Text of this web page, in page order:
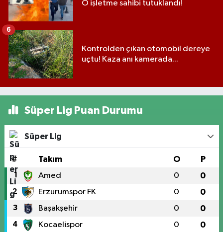
O işletme sahibi tutuklandı!
Kontrolden çıkan otomobil dereye
uçtu! Kaza anı kamerada...
6
Süper Lig Puan Durumu
Süper Lig
# Takım O P
1 Amed 0 0
2 Erzurumspor FK 0 0
3 Başakşehir 0 0
4 Kocaelispor 0 0